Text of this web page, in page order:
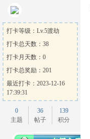
打卡等级：Lv.5渡劫
打卡总天数：38
打卡月天数：0
打卡总奖励：201
最近打卡：2023-12-16
17:39:31
0
主题
36
帖子
139
积分